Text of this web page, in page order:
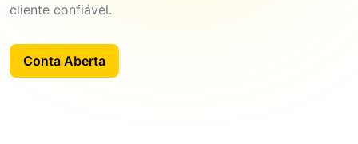
cliente confiável.
Conta Aberta